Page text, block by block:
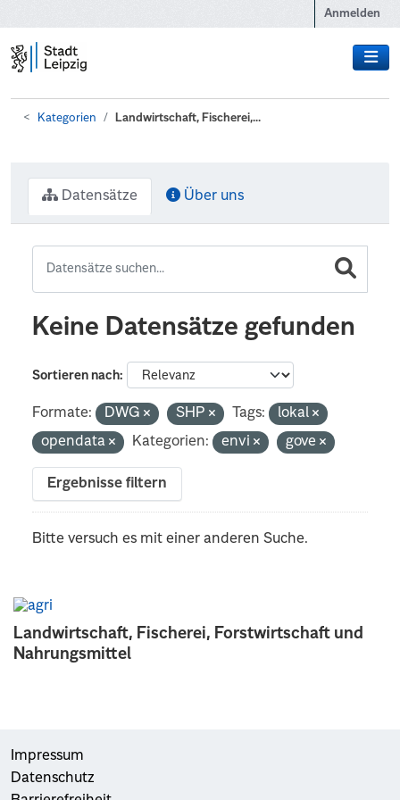
Anmelden
Kategorien Landwirtschaft, Fischerei,...
Landwirtschaft, Fischerei, Forstwirtschaft und
Nahrungsmittel
Datensätze Über uns
Keine Datensätze gefunden
Sortieren nach
Formate: DWG SHP Tags:
lokal
opendata
Kategorien: envi gove
Ergebnisse filtern
Bitte versuch es mit einer anderen Suche.
Impressum
Datenschutz